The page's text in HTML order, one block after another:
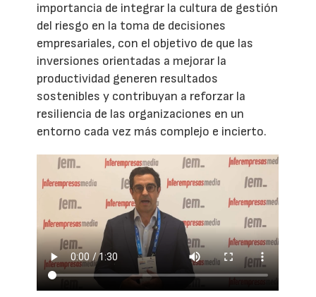
importancia de integrar la cultura de gestión
del riesgo en la toma de decisiones
empresariales, con el objetivo de que las
inversiones orientadas a mejorar la
productividad generen resultados
sostenibles y contribuyan a reforzar la
resiliencia de las organizaciones en un
entorno cada vez más complejo e incierto.